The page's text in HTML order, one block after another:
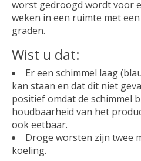
worst gedroogd wordt voor
weken in een ruimte met
graden.
Wist u dat:
Er een schimmel laag
kan staan en dat dit niet
positief omdat de schimmel
houdbaarheid van het
ook eetbaar.
Droge worsten zijn twee
koeling.